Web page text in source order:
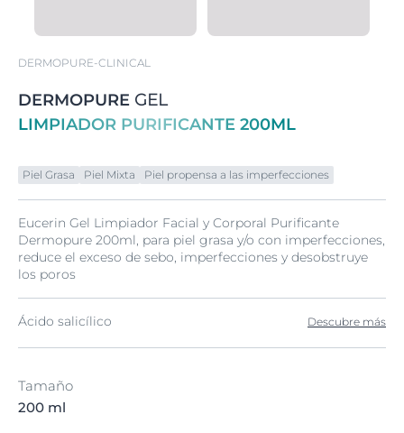
DERMOPURE-CLINICAL
DERMOPURE GEL
LIMPIADOR PURIFICANTE 200ML
Piel Grasa Piel Mixta Piel propensa a las imperfecciones
Eucerin Gel Limpiador Facial y Corporal Purificante
Dermopure 200ml, para piel grasa y/o con imperfecciones,
reduce el exceso de sebo, imperfecciones y desobstruye
los poros
Ácido salicílico Descubre más
Tamaño
200 ml